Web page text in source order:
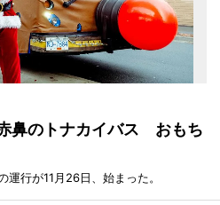
鼻のトナカイバス おもち
行が11月26日、始まった。